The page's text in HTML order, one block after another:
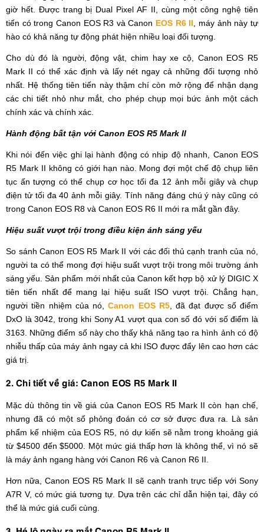
giờ hết. Được trang bị Dual Pixel AF II, cùng một công nghệ tiên
tiến có trong Canon EOS R3 và Canon EOS R6 II , máy ảnh này tự
hào có khả năng tự động phát hiện nhiều loại đối tượng.
Cho dù đó là người, động vật, chim hay xe cộ, Canon EOS R5
Mark II có thể xác định và lấy nét ngay cả những đối tượng nhỏ
nhất. Hệ thống tiên tiến này thậm chí còn mở rộng để nhận dạng
các chi tiết nhỏ như mắt, cho phép chụp mọi bức ảnh một cách
chính xác và chính xác.
Hành động bất tận với Canon EOS R5 Mark II
Khi nói đến việc ghi lại hành động có nhịp độ nhanh, Canon EOS
R5 Mark II không có giới hạn nào. Mong đợi một chế độ chụp liên
tục ấn tượng có thể chụp cơ học tối đa 12 ảnh mỗi giây và chụp
điện tử tối đa 40 ảnh mỗi giây. Tính năng đáng chú ý này cũng có
trong Canon EOS R8 và Canon EOS R6 II mới ra mắt gần đây.
Hiệu suất vượt trội trong điều kiện ánh sáng yếu
So sánh Canon EOS R5 Mark II với các đối thủ cạnh tranh của nó,
người ta có thể mong đợi hiệu suất vượt trội trong môi trường ánh
sáng yếu. Sản phẩm mới nhất của Canon kết hợp bộ xử lý DIGIC X
tiên tiến nhất để mang lại hiệu suất ISO vượt trội. Chẳng hạn,
người tiền nhiệm của nó,Canon EOS R5, đã đạt được số điểm
DxO là 3042, trong khi Sony A1 vượt qua con số đó với số điểm là
3163. Những điểm số này cho thấy khả năng tạo ra hình ảnh có độ
nhiễu thấp của máy ảnh ngay cả khi ISO được đẩy lên cao hơn các
giá trị.
2. Chi tiết về giá: Canon EOS R5 Mark II
Mặc dù thông tin về giá của Canon EOS R5 Mark II còn hạn chế,
nhưng đã có một số phỏng đoán có cơ sở được đưa ra. Là sản
phẩm kế nhiệm của EOS R5, nó dự kiến sẽ nằm trong khoảng giá
từ $4500 đến $5000. Một mức giá thấp hơn là không thể, vì nó sẽ
là máy ảnh ngang hàng với Canon R6 và Canon R6 II.
Hơn nữa, Canon EOS R5 Mark II sẽ cạnh tranh trực tiếp với Sony
A7R V, có mức giá tương tự. Dựa trên các chỉ dẫn hiện tại, đây có
thể là mức giá cuối cùng.